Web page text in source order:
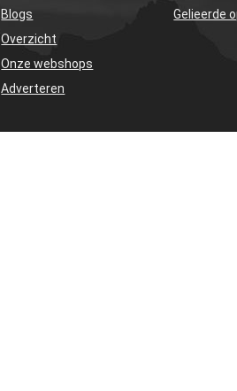
Blogs
Overzicht
Onze webshops
Adverteren
Gelieerde